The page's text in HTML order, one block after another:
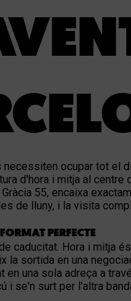
ocupar tot el
d'hora i mitja al
55, encaixa
de lluny, i la visita
PERFECTE
caducitat. Hora i mitja
la sortida en una
en una sola adreça a
i se'n surt per l'altra